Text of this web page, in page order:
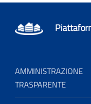
AMMINISTRAZIONE
TRASPARENTE